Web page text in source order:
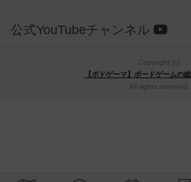
公式YouTubeチャンネル
Copyright (c)
【ボドゲーマ】ボードゲームの
All rights reserved.